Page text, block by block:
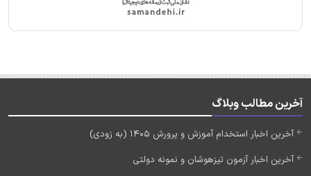
آخرین مطالب وبلاگ
آخرین اخبار استخدام آموزش و پرورش 1405 (به زودی)
آخرین اخبار آزمون تیزهوشان و نمونه دولتی